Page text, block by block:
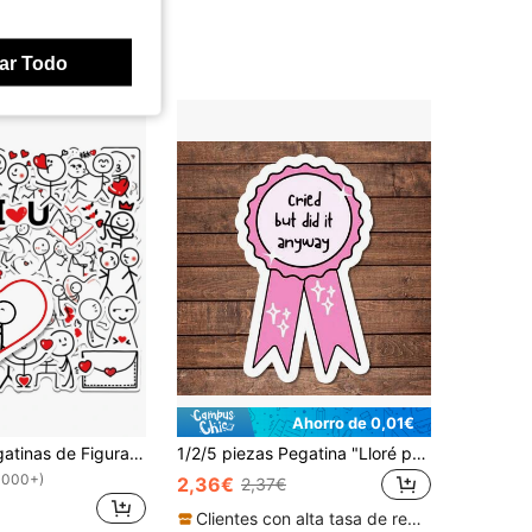
46 Piezas Pegatinas de Figuras de Palitos de Dibujos Animados Expresando Amor, Pegatinas de Graffiti Creativas del Día de San Valentín para Decorar Portátiles, Maletas, Fundas de Teléfono, Computadoras, Botellas de Agua, Pegatinas Personalizadas Impermeables Útiles Escolares
Ahorro de 0,01€
1/2/5 piezas Pegatina "Lloré pero lo hice de todos modos" | Divertida y original calcomanía de vinilo para planificadores, diarios y portátiles | Diseño lindo y consciente para meditación, entusiastas del bienestar y amantes de los libros | Pegatina de afirmación positiva con estilo, artística y de moda
2,36€ 2,37€
Clientes con alta tasa de repetición
Todo